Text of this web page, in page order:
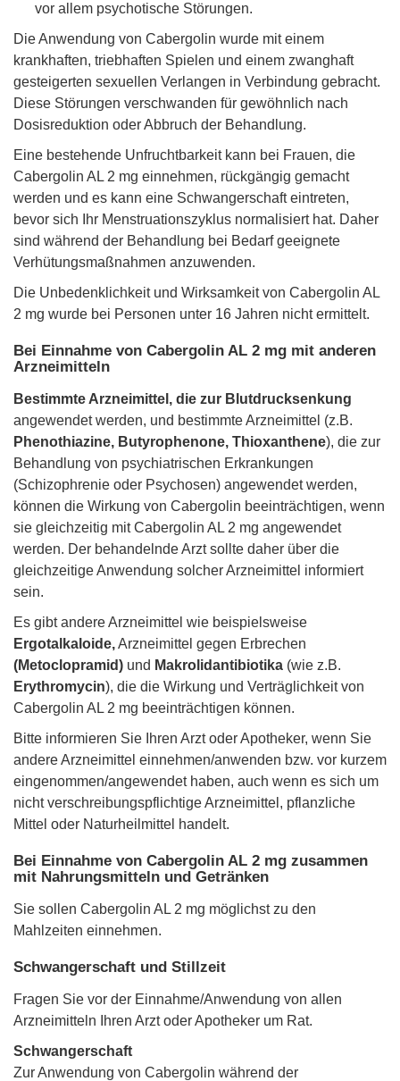
vor allem psychotische Störungen.
Die Anwendung von Cabergolin wurde mit einem
krankhaften, triebhaften Spielen und einem zwanghaft
gesteigerten sexuellen Verlangen in Verbindung gebracht.
Diese Störungen verschwanden für gewöhnlich nach
Dosisreduktion oder Abbruch der Behandlung.
Eine bestehende Unfruchtbarkeit kann bei Frauen, die
Cabergolin AL 2 mg einnehmen, rückgängig gemacht
werden und es kann eine Schwangerschaft eintreten,
bevor sich Ihr Menstruationszyklus normalisiert hat. Daher
sind während der Behandlung bei Bedarf geeignete
Verhütungsmaßnahmen anzuwenden.
Die Unbedenklichkeit und Wirksamkeit von Cabergolin AL
2 mg wurde bei Personen unter 16 Jahren nicht ermittelt.
Bei Einnahme von Cabergolin AL 2 mg mit anderen
Arzneimitteln
Bestimmte Arzneimittel, die zur Blutdrucksenkung
angewendet werden, und bestimmte Arzneimittel (z.B.
Phenothiazine, Butyrophenone, Thioxanthene), die zur
Behandlung von psychiatrischen Erkrankungen
(Schizophrenie oder Psychosen) angewendet werden,
können die Wirkung von Cabergolin beeinträchtigen, wenn
sie gleichzeitig mit Cabergolin AL 2 mg angewendet
werden. Der behandelnde Arzt sollte daher über die
gleichzeitige Anwendung solcher Arzneimittel informiert
sein.
Es gibt andere Arzneimittel wie beispielsweise
Ergotalkaloide,Arzneimittel gegen Erbrechen
(Metoclopramid) und Makrolidantibiotika (wie z.B.
Erythromycin), die die Wirkung und Verträglichkeit von
Cabergolin AL 2 mg beeinträchtigen können.
Bitte informieren Sie Ihren Arzt oder Apotheker, wenn Sie
andere Arzneimittel einnehmen/anwenden bzw. vor kurzem
eingenommen/angewendet haben, auch wenn es sich um
nicht verschreibungspflichtige Arzneimittel, pflanzliche
Mittel oder Naturheilmittel handelt.
Bei Einnahme von Cabergolin AL 2 mg zusammen
mit Nahrungsmitteln und Getränken
Sie sollen Cabergolin AL 2 mg möglichst zu den
Mahlzeiten einnehmen.
Schwangerschaft und Stillzeit
Fragen Sie vor der Einnahme/Anwendung von allen
Arzneimitteln Ihren Arzt oder Apotheker um Rat.
Schwangerschaft
Zur Anwendung von Cabergolin während der